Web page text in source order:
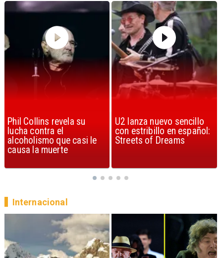
U2 lanza nuevo sencillo
con estribillo en español:
Streets of Dreams
“Africa” de Toto es
considerada la mejor
canción, según la ciencia
Internacional